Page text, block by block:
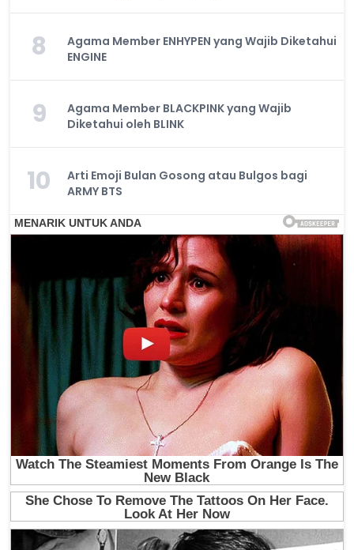
8
Agama Member ENHYPEN yang Wajib Diketahui
ENGINE
9
Agama Member BLACKPINK yang Wajib
Diketahui oleh BLINK
10
Arti Emoji Bulan Gosong atau Bulgos bagi
ARMY BTS